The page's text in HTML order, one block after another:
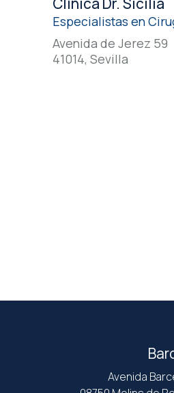
Especialistas en
Avenida de Jerez 59
41014, Sevilla
Avenida